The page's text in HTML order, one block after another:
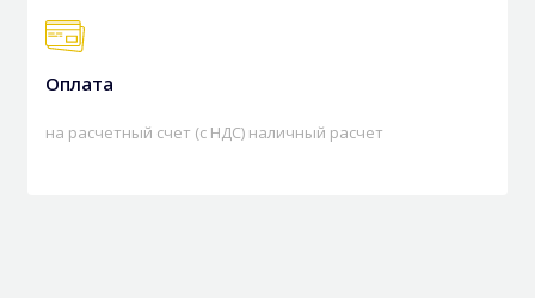
Оплата
на расчетный счет (с НДС) наличный расчет